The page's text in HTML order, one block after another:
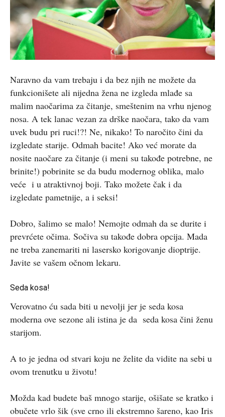
Naravno da vam trebaju i da bez njih ne možete da
funkcionišete ali nijedna žena ne izgleda mlađe sa
malim naočarima za čitanje, smeštenim na vrhu njenog
nosa. A tek lanac vezan za drške naočara, tako da vam
uvek budu pri ruci!?! Ne, nikako! To naročito čini da
izgledate starije. Odmah bacite! Ako već morate da
nosite naočare za čitanje (i meni su takođe potrebne, ne
brinite!) pobrinite se da budu modernog oblika, malo
veće i u atraktivnoj boji. Tako možete čak i da
izgledate pametnije, a i seksi!
Dobro, šalimo se malo! Nemojte odmah da se durite i
prevrćete očima. Sočiva su takođe dobra opcija. Mada
ne treba zanemariti ni lasersko korigovanje dioptrije.
Javite se vašem očnom lekaru.
Seda kosa!
Verovatno ću sada biti u nevolji jer je seda kosa
moderna ove sezone ali istina je da seda kosa čini ženu
starijom.
A to je jedna od stvari koju ne želite da vidite na sebi u
ovom trenutku u životu!
Možda kad budete baš mnogo starije, ošišate se kratko i
obučete vrlo šik (sve crno ili ekstremno šareno, kao Iris